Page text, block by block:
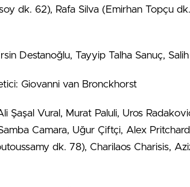
dk. 62), Rafa Silva (Emirhan Topçu
Destanoğlu, Tayyip Talha Sanuç,
Giovanni van Bronckhorst
Şaşal Vural, Murat Paluli, Uros
Camara, Uğur Çiftçi, Alex
dk. 78), Charilaos Charisis,